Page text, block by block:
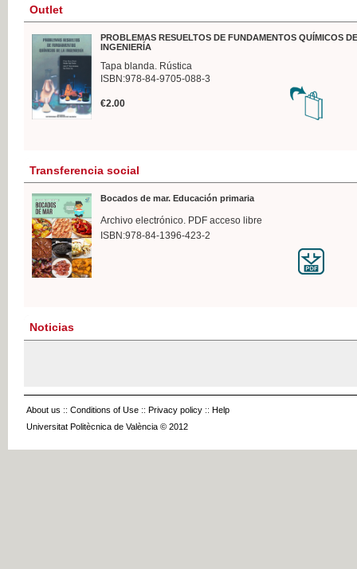
Outlet
PROBLEMAS RESUELTOS DE FUNDAMENTOS QUÍMICOS
INGENIERÍA
Tapa blanda. Rústica
ISBN:978-84-9705-088-3
€2.00
Transferencia social
Bocados de mar. Educación primaria
Archivo electrónico. PDF acceso libre
ISBN:978-84-1396-423-2
Noticias
About us :: Conditions of Use :: Privacy policy :: Help
Universitat Politècnica de València © 2012